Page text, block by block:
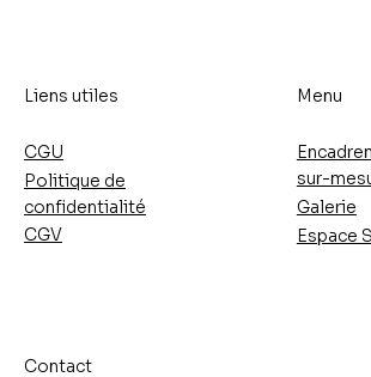
Liens utiles
CGU
CGV
Politique de
confidentialité
Menu
sur-
Galerie
Espace
Contact